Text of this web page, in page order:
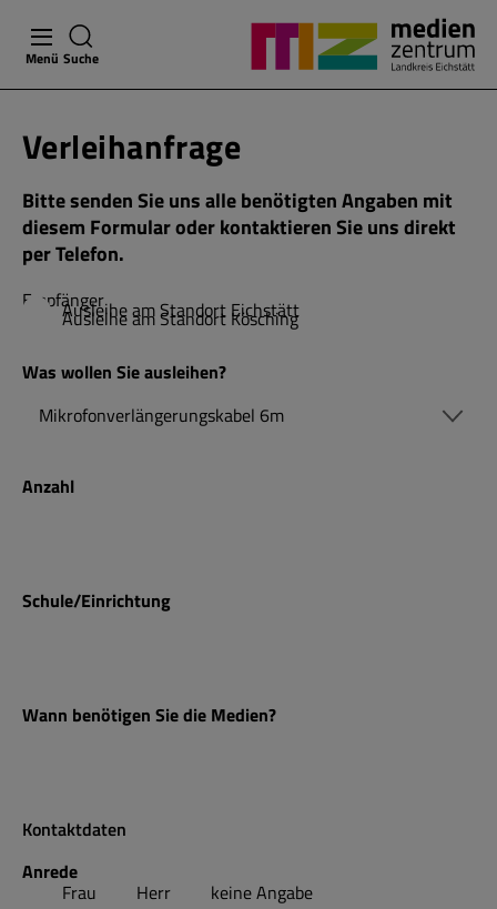
Menü Suche
Verleihanfrage
Bitte senden Sie uns alle benötigten Angaben mit
diesem Formular oder kontaktieren Sie uns direkt
per Telefon.
EmpfängerAusleihe am Standort Eichstätt
Ausleihe am Standort Kösching
Was wollen Sie ausleihen?
Anzahl
Schule/Einrichtung
Wann benötigen Sie die Medien?
Kontaktdaten
Anrede
Frau Herr keine Angabe